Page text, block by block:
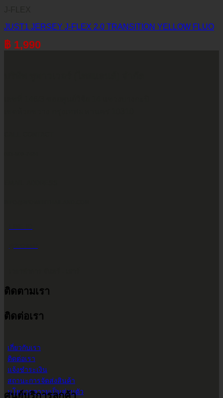
JUST1 JERSEY J-FLEX 2.0 TRANSITION YELLOW FLUO
฿ 1,990
9.00 น. - 17.30 น.
ติดตามเรา
ติดต่อเรา
เกี่ยวกับเรา
ติดต่อเรา
แจ้งชำระเงิน
สถานะการจัดส่งสินค้า
นโยบายความเป็นส่วนตัว
ศูนย์บริการลูกค้า